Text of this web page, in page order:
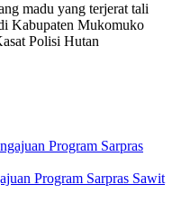
madu yang terjerat tali
Kabupaten Mukomuko
Polisi Hutan
Program Sarpras Sawit